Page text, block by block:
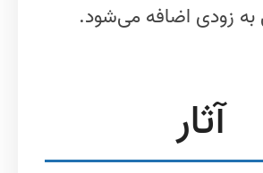
به زودی اضافه می‌شود.
آثار